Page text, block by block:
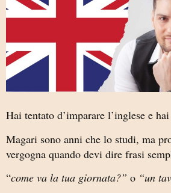
Hai tentato d’imparare l’inglese e
Magari sono anni che lo studi, ma
vergogna quando devi dire frasi
“come va la tua giornata?” o “un